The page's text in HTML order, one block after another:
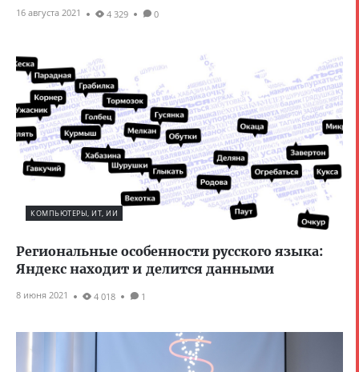
16 августа 2021 4 329 0
КОМПЬЮТЕРЫ, ИТ, ИИ
Региональные особенности русского языка:
Яндекс находит и делится данными
8 июня 2021 4 018 1